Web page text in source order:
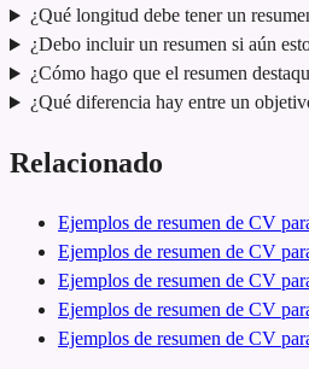
¿Qué longitud debe tener un
¿Debo incluir un resumen si aún
¿Cómo hago que el resumen
¿Qué diferencia hay entre un
Relacionado
Ejemplos de resumen de CV
Ejemplos de resumen de CV
Ejemplos de resumen de CV
Ejemplos de resumen de CV
Ejemplos de resumen de CV